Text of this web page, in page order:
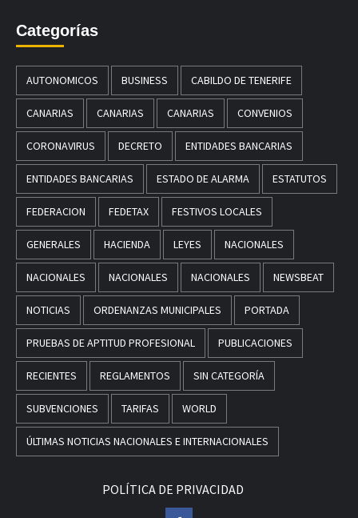
Categorías
AUTONOMICOS BUSINESS CABILDO DE TENERIFE
CANARIAS CANARIAS CANARIAS CONVENIOS
CORONAVIRUS DECRETO ENTIDADES BANCARIAS
ENTIDADES BANCARIAS ESTADO DE ALARMA ESTATUTOS
FEDERACION FEDETAX FESTIVOS LOCALES
GENERALES HACIENDA LEYES NACIONALES
NACIONALES NACIONALES NACIONALES NEWSBEAT
NOTICIAS ORDENANZAS MUNICIPALES PORTADA
PRUEBAS DE APTITUD PROFESIONAL PUBLICACIONES
RECIENTES REGLAMENTOS SIN CATEGORÍA
SUBVENCIONES TARIFAS WORLD
ÚLTIMAS NOTICIAS NACIONALES E INTERNACIONALES
POLÍTICA DE PRIVACIDAD